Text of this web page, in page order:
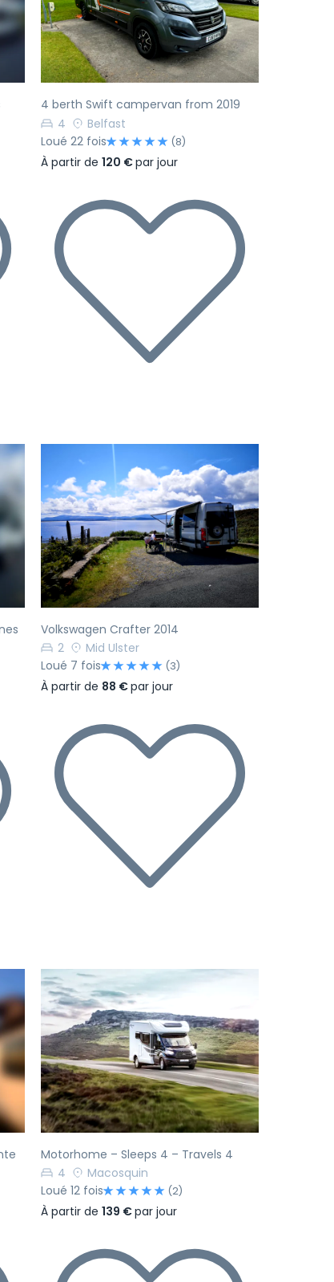
Précédent Suivant
4 berth Swift campervan from 2019
4
Belfast
Loué 22 fois
(8)
À partir de120 €par jour
Précédent Suivant
Volkswagen Crafter 2014
2
Mid Ulster
Loué 7 fois
(3)
À partir de 88 €par jour
Suivant Précédent Suivant
Motorhome – Sleeps 4 – Travels 4
4
Macosquin
Loué 12 fois
(2)
À partir de139 €par jour